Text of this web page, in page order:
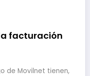
facturación
de Movilnet tienen,